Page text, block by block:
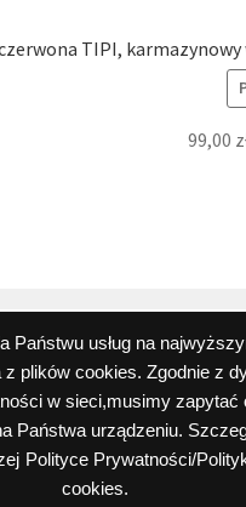
Państwu usług na
plików cookies. Zgodnie z
w sieci,musimy zapytać
Państwa urządzeniu.
Polityce Prywatności/
cookies.
TIPI, karmazynowy
99,00
rysunki, zdjęcia oraz
na niniejszych
autorskim firmy Peos Oskar
i plików cookies